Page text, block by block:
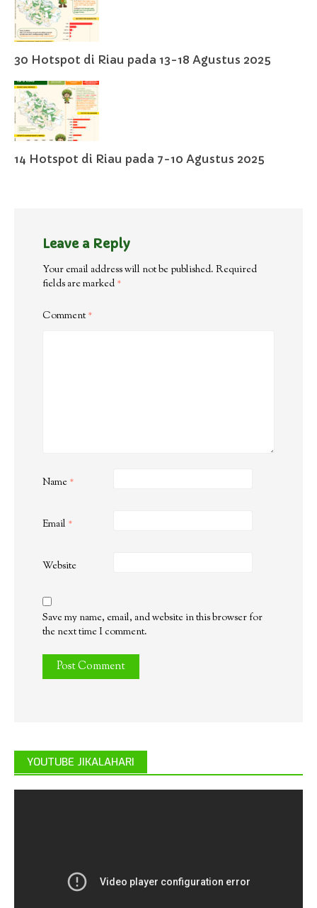
30 Hotspot di Riau pada 13-18 Agustus 2025
14 Hotspot di Riau pada 7-10 Agustus 2025
Leave a Reply
Your email address will not be published. Required
fields are marked *
Comment*
Name *
Email *
Website
Save my name, email, and website in this browser for
the next time I comment.
YOUTUBE JIKALAHARI